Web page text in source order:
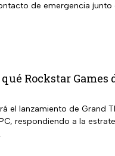
de emergencia
qué Rockstar
el lanzamiento de Grand
respondiendo a la